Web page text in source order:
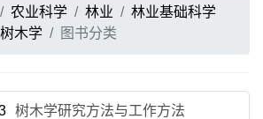
农业科学 林业
林业基础科学
树木学 图书分类
树木学研究方法与工作方法